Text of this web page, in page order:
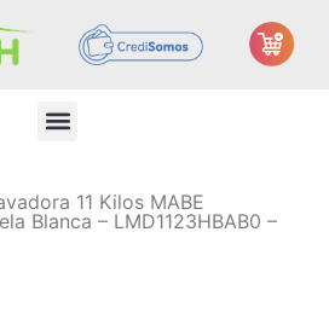
11 Kilos MABE
Blanca – LMD1123HBAB0 –